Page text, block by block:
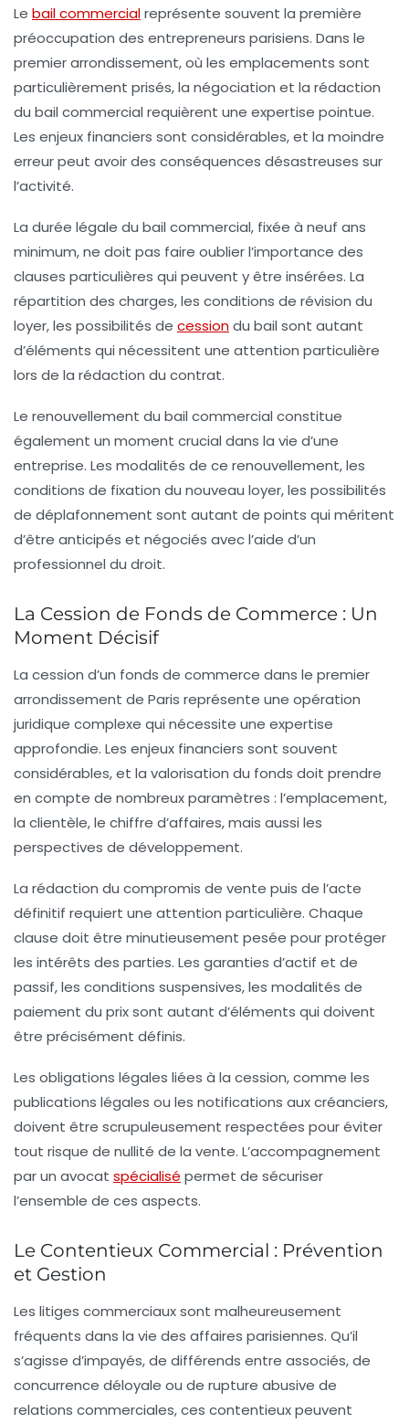
Le bail commercialreprésente souvent la première
préoccupation des entrepreneurs parisiens. Dans le
premier arrondissement, où les emplacements sont
particulièrement prisés, la négociation et la rédaction
du bail commercial requièrent une expertise pointue.
Les enjeux financiers sont considérables, et la moindre
erreur peut avoir des conséquences désastreuses sur
l’activité.
La durée légale du bail commercial, fixée à neuf ans
minimum, ne doit pas faire oublier l’importance des
clauses particulières qui peuvent y être insérées. La
répartition des charges, les conditions de révision du
loyer, les possibilités de cessiondu bail sont autant
d’éléments qui nécessitent une attention particulière
lors de la rédaction du contrat.
Le renouvellement du bail commercial constitue
également un moment crucial dans la vie d’une
entreprise. Les modalités de ce renouvellement, les
conditions de fixation du nouveau loyer, les possibilités
de déplafonnement sont autant de points qui méritent
d’être anticipés et négociés avec l’aide d’un
professionnel du droit.
La Cession de Fonds de Commerce : Un
Moment Décisif
La cession d’un fonds de commerce dans le premier
arrondissement de Paris représente une opération
juridique complexe qui nécessite une expertise
approfondie. Les enjeux financiers sont souvent
considérables, et la valorisation du fonds doit prendre
en compte de nombreux paramètres : l’emplacement,
la clientèle, le chiffre d’affaires, mais aussi les
perspectives de développement.
La rédaction du compromis de vente puis de l’acte
définitif requiert une attention particulière. Chaque
clause doit être minutieusement pesée pour protéger
les intérêts des parties. Les garanties d’actif et de
passif, les conditions suspensives, les modalités de
paiement du prix sont autant d’éléments qui doivent
être précisément définis.
Les obligations légales liées à la cession, comme les
publications légales ou les notifications aux créanciers,
doivent être scrupuleusement respectées pour éviter
tout risque de nullité de la vente. L’accompagnement
par un avocat spécialisé permet de sécuriser
l’ensemble de ces aspects.
Le Contentieux Commercial : Prévention
et Gestion
Les litiges commerciaux sont malheureusement
fréquents dans la vie des affaires parisiennes. Qu’il
s’agisse d’impayés, de différends entre associés, de
concurrence déloyale ou de rupture abusive de
relations commerciales, ces contentieux peuvent